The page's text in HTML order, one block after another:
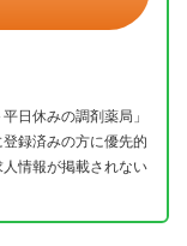
日休みの調剤薬局」
録済みの方に優先的
情報が掲載されない